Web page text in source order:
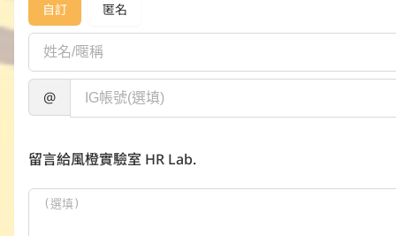
自訂 匿名
@
留言給風橙實驗室 HR Lab.